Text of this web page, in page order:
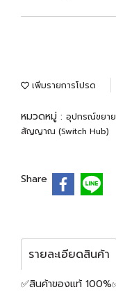
เพิ่มรายการโปรด
หมวดหมู่ : อุปกรณ์ขยา
สัญญาณ (Switch Hub)
Share
รายละเอียดสินค้า
✅สินค้าของแท้